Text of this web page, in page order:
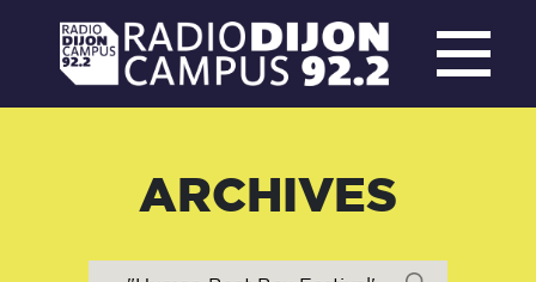
ARCHIVES